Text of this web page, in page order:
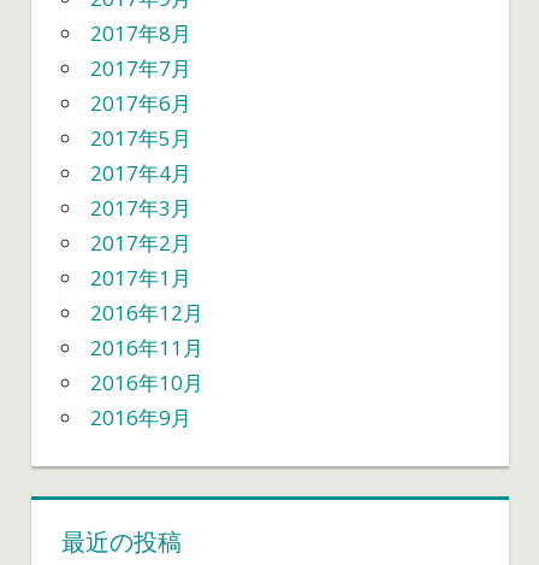
2017年8月
2017年7月
2017年6月
2017年5月
2017年4月
2017年3月
2017年2月
2017年1月
2016年12月
2016年11月
2016年10月
2016年9月
最近の投稿